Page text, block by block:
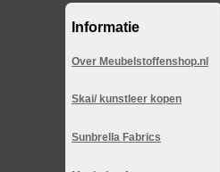
Informatie
Over Meubelstoffenshop.nl
Skai/ kunstleer kopen
Sunbrella Fabrics